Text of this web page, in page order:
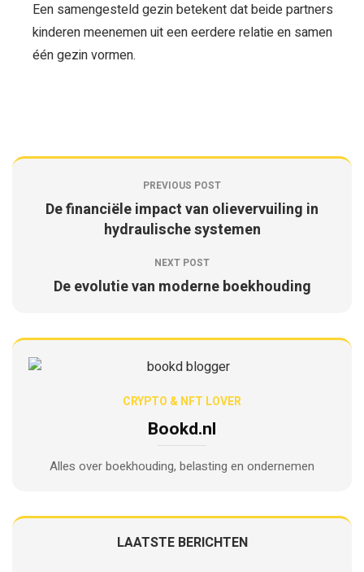
Een samengesteld gezin betekent dat beide partners
kinderen meenemen uit een eerdere relatie en samen
één gezin vormen.
PREVIOUS POST
De financiële impact van olievervuiling in
hydraulische systemen
NEXT POST
De evolutie van moderne boekhouding
CRYPTO & NFT LOVER
Bookd.nl
Alles over boekhouding, belasting en ondernemen
LAATSTE BERICHTEN